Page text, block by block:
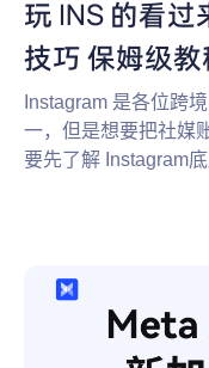
玩 INS 的看
技巧 保姆级
Instagram 是各位跨
一，但是想要把社媒
要先了解 Instagram